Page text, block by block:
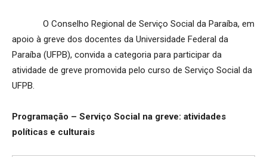
O Conselho Regional de Serviço Social da Paraíba, em
apoio à greve dos docentes da Universidade Federal da
Paraíba (UFPB), convida a categoria para participar da
atividade de greve promovida pelo curso de Serviço Social da
UFPB.
Programação – Serviço Social na greve: atividades
políticas e culturais